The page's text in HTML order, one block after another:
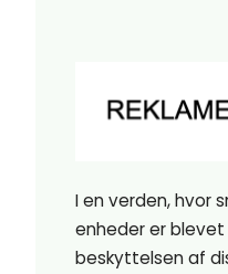
I en verden, hvor
enheder er
beskyttelsen af